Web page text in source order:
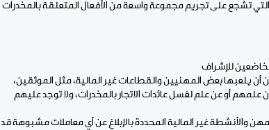
الاتجار غير المشروع بالمخدرات والمؤثرات العقلية لسنة 1994 التي تشجع على تجريم مجموعة واسعة من الأفعال المتعلقة بالمخدرات
للإشراف
أن يلعبها بعض المهنيين والقطاعات غير المالية، مثل الموثقين،
أو عن علم لغسل عائدات الاتجار بالمخدرات، ولا توجد عليهم
والأنشطة غير المالية المحددة بالإبلاغ عن أي معاملات مشبوهة قد